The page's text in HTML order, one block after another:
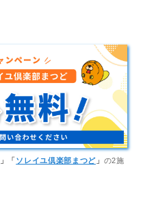
」「 ソレイユ倶楽部まつど」 の2施